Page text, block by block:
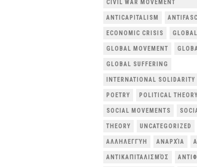
CIVIL WAR MOVEMENT
ANTICAPITALISM
ECONOMIC CRISIS
GLOBAL MOVEMENT
GLOBAL SUFFERING
INTERNATIONAL SOLIDARITY
POETRY POLITICAL THEORY
SOCIAL MOVEMENTS
THEORY UNCATEGORIZED
ΑΛΛΗΛΕΓΓΎΗ ΑΝΑΡΧΊΑ
ΑΝΤΙΚΑΠΙΤΑΛΙΣΜΌΣ